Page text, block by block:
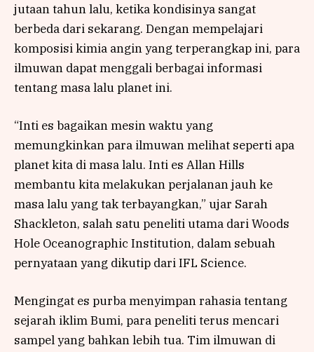
jutaan tahun lalu, ketika kondisinya sangat
berbeda dari sekarang. Dengan mempelajari
komposisi kimia angin yang terperangkap ini, para
ilmuwan dapat menggali berbagai informasi
tentang masa lalu planet ini.
“Inti es bagaikan mesin waktu yang
memungkinkan para ilmuwan melihat seperti apa
planet kita di masa lalu. Inti es Allan Hills
membantu kita melakukan perjalanan jauh ke
masa lalu yang tak terbayangkan,” ujar Sarah
Shackleton, salah satu peneliti utama dari Woods
Hole Oceanographic Institution, dalam sebuah
pernyataan yang dikutip dari IFL Science.
Mengingat es purba menyimpan rahasia tentang
sejarah iklim Bumi, para peneliti terus mencari
sampel yang bahkan lebih tua. Tim ilmuwan di